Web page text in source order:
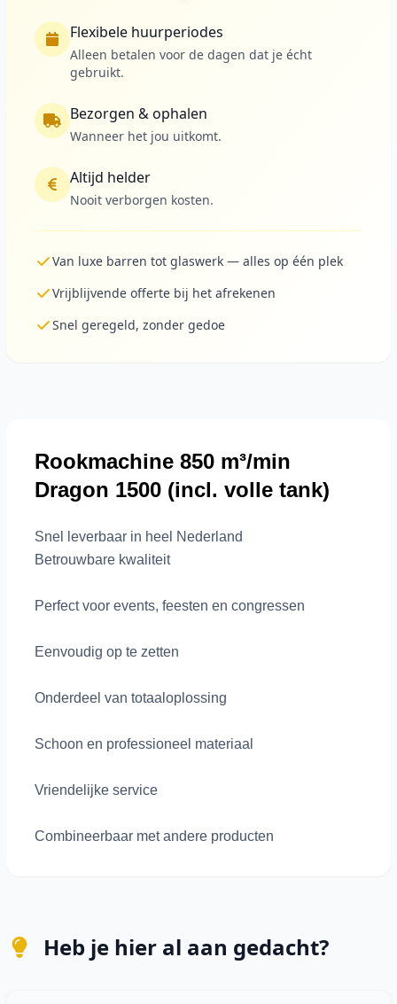
Flexibele huurperiodes
Alleen betalen voor de dagen dat je écht
gebruikt.
Bezorgen & ophalen
Wanneer het jou uitkomt.
Altijd helder
Nooit verborgen kosten.
Van luxe barren tot glaswerk — alles op één plek
Vrijblijvende offerte bij het afrekenen
Snel geregeld, zonder gedoe
Rookmachine 850 m³/min
Dragon 1500 (incl. volle tank)
Snel leverbaar in heel Nederland
Betrouwbare kwaliteit
Perfect voor events, feesten en congressen
Eenvoudig op te zetten
Onderdeel van totaaloplossing
Schoon en professioneel materiaal
Vriendelijke service
Combineerbaar met andere producten
Heb je hier al aan gedacht?